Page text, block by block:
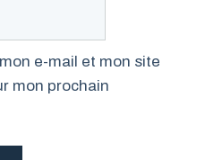
e-mail et mon site
mon prochain